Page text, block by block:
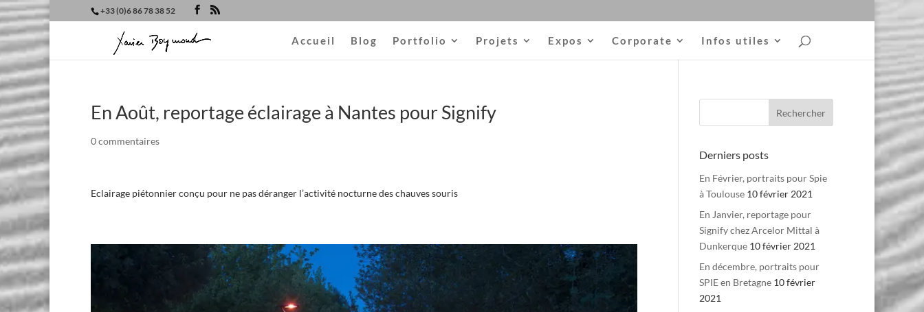
+33 (0)6 86 78 38 52
Accueil Blog Portfolio Projets Expos Corporate Infos utiles
En Août, reportage éclairage à Nantes pour Signify
0 commentaires
Eclairage piétonnier conçu pour ne pas déranger l’activité nocturne des chauves souris
Derniers posts
En Février, portraits pour Spie
à Toulouse 10 février 2021
En Janvier, reportage pour
Signify chez Arcelor Mittal à
Dunkerque 10 février 2021
En décembre, portraits pour
SPIE en Bretagne 10 février
2021